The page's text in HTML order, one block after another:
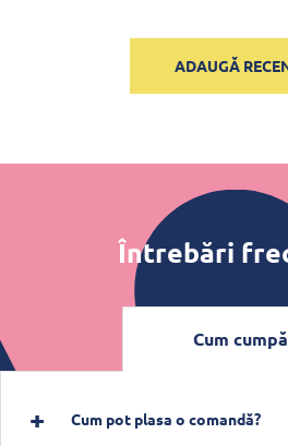
ADAUGĂ
Întrebări
Cum
Cum pot plasa o comandă?